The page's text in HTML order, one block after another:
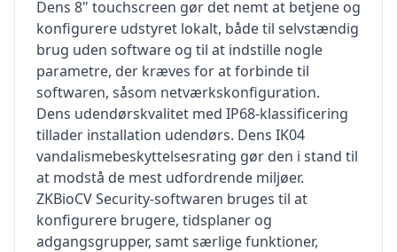
Dens 8" touchscreen gør det nemt at betjene og
konfigurere udstyret lokalt, både til selvstændig
brug uden software og til at indstille nogle
parametre, der kræves for at forbinde til
softwaren, såsom netværkskonfiguration.
Dens udendørskvalitet med IP68-klassificering
tillader installation udendørs. Dens IK04
vandalismebeskyttelsesrating gør den i stand til
at modstå de mest udfordrende miljøer.
ZKBioCV Security-softwaren bruges til at
konfigurere brugere, tidsplaner og
adgangsgrupper, samt særlige funktioner,